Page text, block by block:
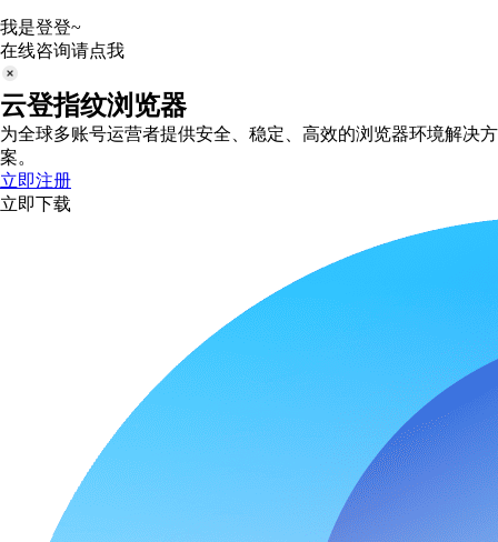
我是登登~
在线咨询请点我
云登指纹浏览器
为全球多账号运营者提供安全、稳定、高效的浏览器环境解决方
案。
立即注册
立即下载